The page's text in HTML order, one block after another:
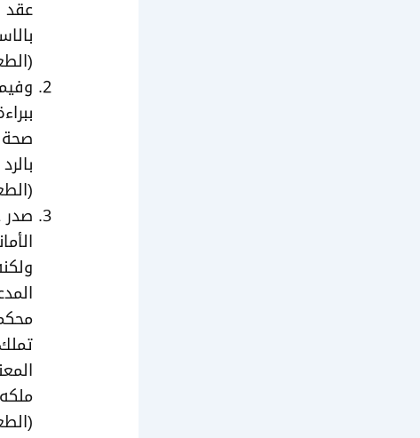
عقد
(الطعن رقم 106
صحة
(الطعن رقم 46
صدر
(الطعن